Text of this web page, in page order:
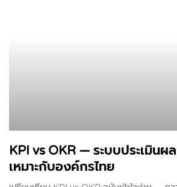
KPI vs OKR — ระบบประเมินผ
เหมาะกับองค์กรไทย